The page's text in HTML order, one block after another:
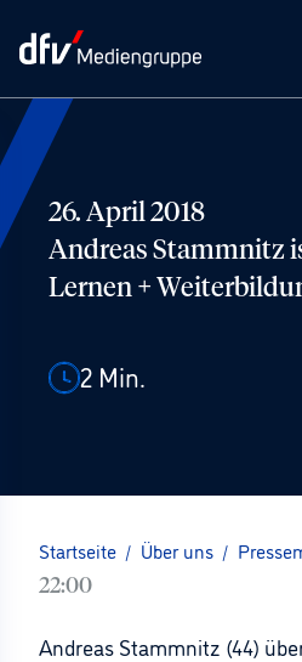
26. April 2018
Andreas Stammnitz
Lernen +
2 Min.
Startseite / Über uns /
22:00
Andreas Stammnitz (44)